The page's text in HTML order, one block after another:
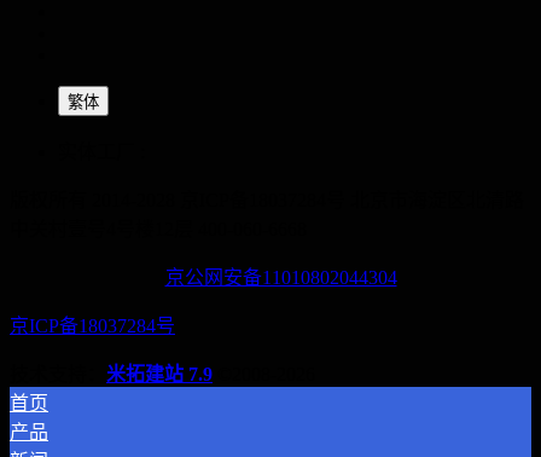
繁体
京公网安备11010802044304
京ICP备18037284号
米拓建站 7.9
首页
产品